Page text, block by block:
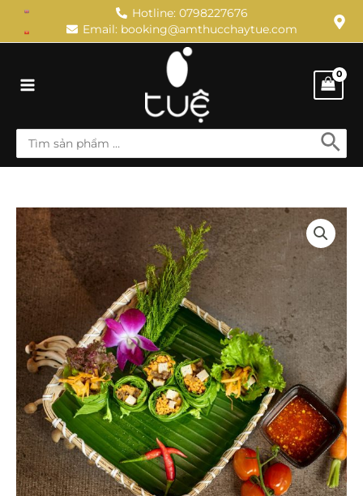
Hotline: 0798227676
Email: booking@amthucchaytue.com
Menu
Search
for:
quantity